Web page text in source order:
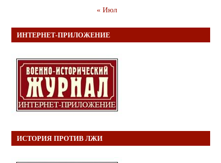
« Июл
ИНТЕРНЕТ-ПРИЛОЖЕНИЕ
ИСТОРИЯ ПРОТИВ ЛЖИ